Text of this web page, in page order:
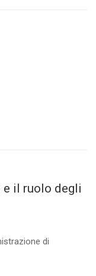
e il ruolo degli
di